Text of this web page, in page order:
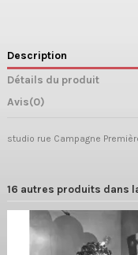
Description
Détails du produit
Avis(0)
studio rue Campagne
16 autres produits dans